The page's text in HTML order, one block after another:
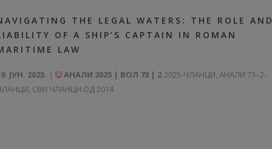
THE LEGAL WATERS: THE ROLE
OF A SHIP’S CAPTAIN IN ROMAN
LAW
ЈУН. 2025. АНАЛИ 2025 | ВОЛ 73 | 22025-ЧЛАНЦИ, АНАЛИ 73–2-
, СВИ ЧЛАНЦИ ОД 2014